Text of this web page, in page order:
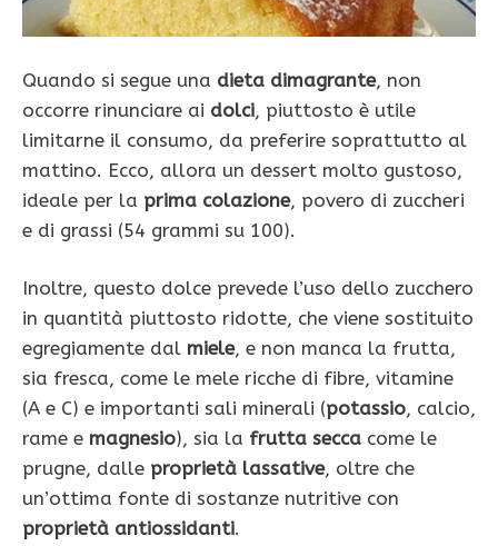
Quando si segue una dieta dimagrante, non
occorre rinunciare ai dolci, piuttosto è utile
limitarne il consumo, da preferire soprattutto al
mattino. Ecco, allora un dessert molto gustoso,
ideale per la prima colazione, povero di zuccheri
e di grassi (54 grammi su 100).
Inoltre, questo dolce prevede l’uso dello zucchero
in quantità piuttosto ridotte, che viene sostituito
egregiamente dal miele, e non manca la frutta,
sia fresca, come le mele ricche di fibre, vitamine
(A e C) e importanti sali minerali (potassio, calcio,
rame e magnesio), sia la frutta secca come le
prugne, dalle proprietà lassative, oltre che
un’ottima fonte di sostanze nutritive con
proprietà antiossidanti.